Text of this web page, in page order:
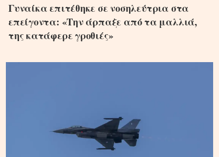
Γυναίκα επιτέθηκε σε νοσηλεύτρια στα
επείγοντα: «Την άρπαξε από τα μαλλιά,
της κατάφερε γροθιές»